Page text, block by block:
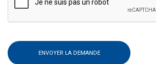
ENVOYER LA DEMANDE